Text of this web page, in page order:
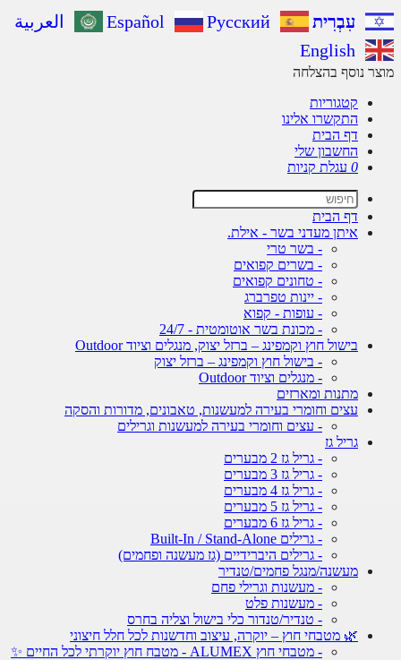
עִבְרִית Español Русский
العربية
English
נוסף בהצלחה
קטגוריות
התקשרו אלינו
דף הבית
החשבון שלי
עגלת קניות
דף הבית
איתן מעדני בשר - אילת.
- בשר טרי
- בשרים קפואים
- טחונים קפואים
- יינות טפרברג
- עופות - קפוא
- מכונת בשר אוטומטית - 24/7
בישול חוץ וקמפינג – ברזל יצוק, מנגלים וציוד Outdoor
- בישול חוץ וקמפינג – ברזל יצוק
- מנגלים וציוד Outdoor
מתנות ומארזים
עצים וחומרי בעירה למעשנות, טאבונים, מדורות והסקה
- עצים וחומרי בעירה למעשנות וגרילים
גריל גז
- גריל גז 2 מבערים
- גריל גז 3 מבערים
- גריל גז 4 מבערים
- גריל גז 5 מבערים
- גריל גז 6 מבערים
- גרילים Built-In / Stand-Alone
- גרילים היברידיים (גז מעשנה ופחמים)
מעשנה/מנגל פחמים/טנדיר
- מעשנות וגרילי פחם
- מעשנות פלט
- טנדיר/טנדור כלי בישול וצליה בחרס
🌿 מטבחי חוץ – יוקרה, עיצוב וחדשנות לכל חלל חיצוני
- מטבחי חוץ ALUMEX - מטבח חוץ יוקרתי לכל החיים ✨